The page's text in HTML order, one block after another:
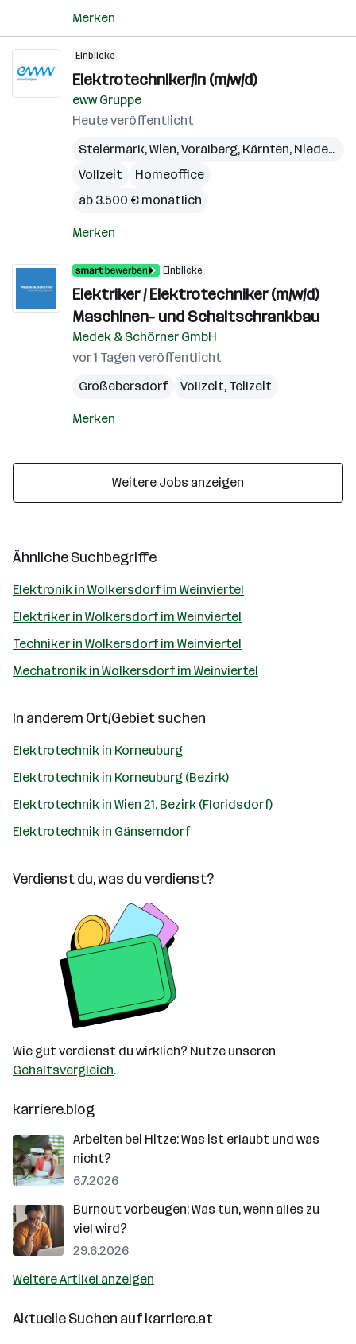
Merken
Einblicke
Elektrotechniker/in (m/w/d)
eww Gruppe
Heute veröffentlicht
Steiermark,Wien,Voralberg, Kärnten, Niederösterreich
Vollzeit
Homeoffice
ab 3.500 € monatlich
Merken
Einblicke
Elektriker / Elektrotechniker (m/w/d)
Maschinen- und Schaltschrankbau
Medek & Schörner GmbH
vor 1 Tagen veröffentlicht
Großebersdorf
Vollzeit, Teilzeit
Merken
Weitere Jobs anzeigen
Ähnliche Suchbegriffe
Elektronik in Wolkersdorf im Weinviertel
Elektriker in Wolkersdorf im Weinviertel
Techniker in Wolkersdorf im Weinviertel
Mechatronik in Wolkersdorf im Weinviertel
In anderem Ort/Gebiet suchen
Elektrotechnik in Korneuburg
Elektrotechnik in Korneuburg (Bezirk)
Elektrotechnik in Wien 21. Bezirk (Floridsdorf)
Elektrotechnik in Gänserndorf
Verdienst du, was du verdienst?
Wie gut verdienst du wirklich? Nutze unseren
Gehaltsvergleich.
karriere.blog
Arbeiten bei Hitze: Was ist erlaubt und was
nicht?
6.7.2026
Burnout vorbeugen: Was tun, wenn alles zu
viel wird?
29.6.2026
Weitere Artikel anzeigen
Aktuelle Suchen aufkarriere.at